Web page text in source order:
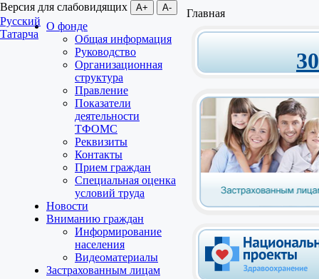
Версия для слабовидящих
A+ A-
Русский
Татарча
О фонде
Общая информация
Руководство
Организационная
структура
Правление
Показатели
деятельности
ТФОМС
Реквизиты
Контакты
Прием граждан
Специальная оценка
условий труда
Новости
Вниманию граждан
Информирование
населения
Видеоматериалы
Застрахованным лицам
Главная